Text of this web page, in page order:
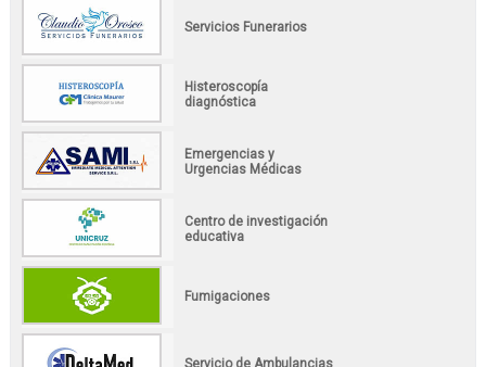
Servicios Funerarios
Histeroscopía
diagnóstica
Emergencias y
Urgencias Médicas
Centro de investigación
educativa
Fumigaciones
Servicio de Ambulancias